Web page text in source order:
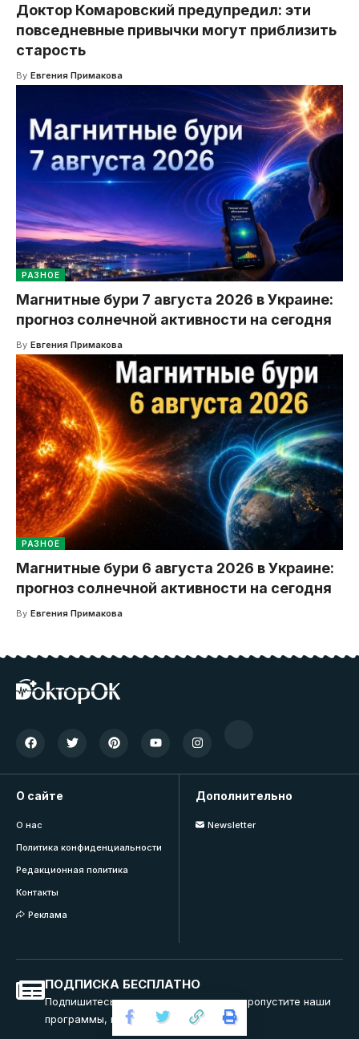
Доктор Комаровский предупредил: эти
повседневные привычки могут приблизить
старость
By Евгения Примакова
РАЗНОЕ
Магнитные бури 7 августа 2026 в Украине:
прогноз солнечной активности на сегодня
By Евгения Примакова
РАЗНОЕ
Магнитные бури 6 августа 2026 в Украине:
прогноз солнечной активности на сегодня
By Евгения Примакова
О сайте
О нас
Политика конфиденциальности
Редакционная политика
Контакты
Реклама
Дополнительно
Newsletter
ПОДПИСКА БЕСПЛАТНО
Подпишитесь на нашу рассылку и не пропустите наши
программы, вебинары и тренинги.